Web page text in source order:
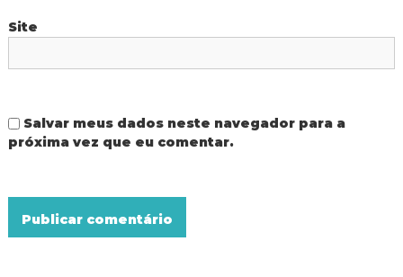
Site
Salvar meus dados neste navegador para a
próxima vez que eu comentar.